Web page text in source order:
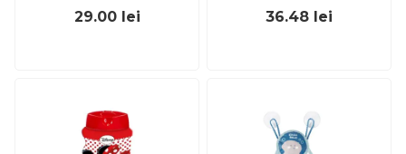
29.00 lei 36.48 lei